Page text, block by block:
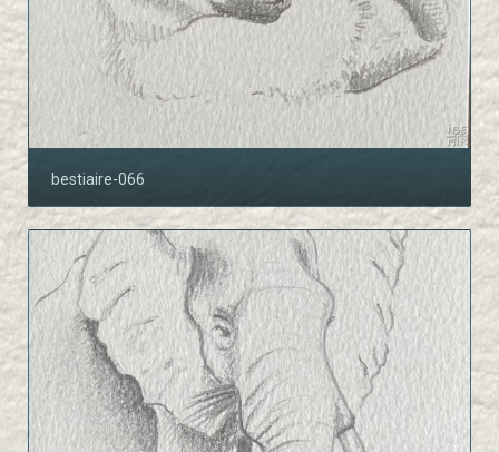
bestiaire-066